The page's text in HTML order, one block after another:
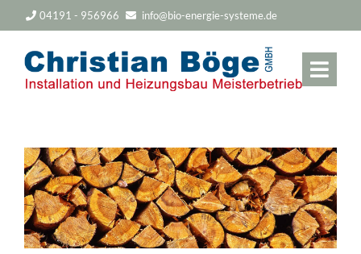
04191 - 956966 info@bio-energie-systeme.de